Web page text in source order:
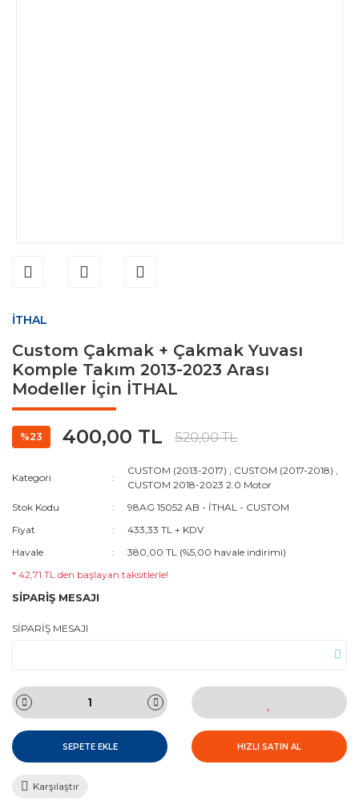
İTHAL
Custom Çakmak + Çakmak Yuvası
Komple Takım 2013-2023 Arası
Modeller İçin İTHAL
%23 400,00 TL 520,00 TL
Kategori
CUSTOM (2013-2017) , CUSTOM (2017-2018) ,
CUSTOM 2018-2023 2.0 Motor
Stok Kodu
98AG 15052 AB - İTHAL - CUSTOM
Fiyat
433,33 TL + KDV
Havale
380,00 TL (%5,00 havale indirimi)
* 42,71 TL den başlayan taksitlerle!
SİPARİŞ MESAJI
SİPARİŞ MESAJI
SEPETE EKLE HIZLI SATIN AL
Karşılaştır